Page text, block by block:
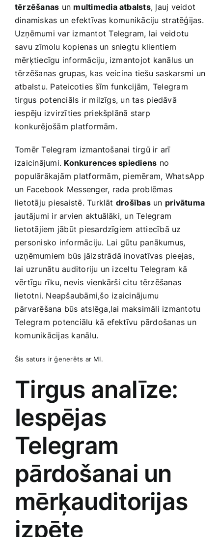
tērzēšanas un multimedia atbalsts, ļauj veidot
dinamiskas un efektīvas‍ komunikāciju stratēģijas.
Uzņēmumi var izmantot Telegram, lai veidotu
savu zīmolu kopienas un sniegtu klientiem
mērķtiecīgu informāciju, izmantojot kanālus ⁤un
tērzēšanas ⁢grupas, kas veicina tiešu saskarsmi un
atbalstu. Pateicoties ‍šīm funkcijām, Telegram
tirgus⁢ potenciāls ir ‌milzīgs, un tas piedāvā
iespēju izvirzīties priekšplānā starp
konkurējošām platformām.
Tomēr Telegram izmantošanai tirgū ir arī
izaicinājumi. Konkurences spiediens no
populārākajām platformām, piemēram, WhatsApp
un ‍Facebook ‌Messenger, rada problēmas
lietotāju piesaistē. Turklāt drošībasun privātuma
jautājumi ir arvien aktuālāki, un Telegram
lietotājiem jābūt piesardzīgiem attiecībā uz
personisko informāciju. Lai gūtu panākumus,
uzņēmumiem būs jāizstrādā inovatīvas pieejas,
lai uzrunātu auditoriju un izceltu Telegram kā
vērtīgu rīku, nevis vienkārši ‍citu ⁣tērzēšanas
lietotni. Neapšaubāmi,šo ⁣izaicinājumu‍
pārvarēšana būs atslēga,lai maksimāli izmantotu
Telegram potenciālu kā efektīvu pārdošanas un
komunikācijas kanālu.
Šis saturs ir ģenerēts ar MI.
Tirgus analīze:
Iespējas
Telegram
pārdošanai un
mērķauditorijas
izpēte